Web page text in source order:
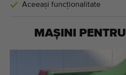
Aceeași funcționalitate
MAȘINI PENTRU